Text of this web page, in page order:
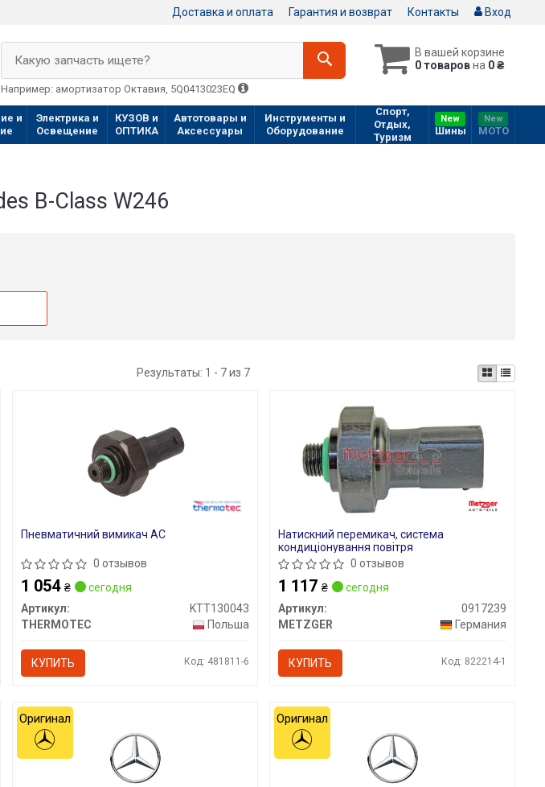
Доставка и оплата Гарантия и возврат Контакты Вход
В вашей корзине
0 товаровна 0 ₴
Какую запчасть ищете?
Например: амортизатор Октавия, 5Q0413023EQ
и
Электрика и
Освещение
КУЗОВ и
ОПТИКА
Автотовары и
Аксессуары
Инструменты и
Оборудование
Спорт,
Отдых,
Туризм
New
Шины
New
МOTO
B-Class W246
Результаты: 1 - 7 из 7
Пневматичний вимикач AC
0 отзывов
1 054₴
сегодня
Артикул:
KTT130043
THERMOTEC
Польша
КУПИТЬ Код: 481811-6
Натискний перемикач, система
кондиціонування повітря
0 отзывов
1 117₴
сегодня
Артикул:
0917239
METZGER
Германия
КУПИТЬ Код: 822214-1
Оригинал Оригинал